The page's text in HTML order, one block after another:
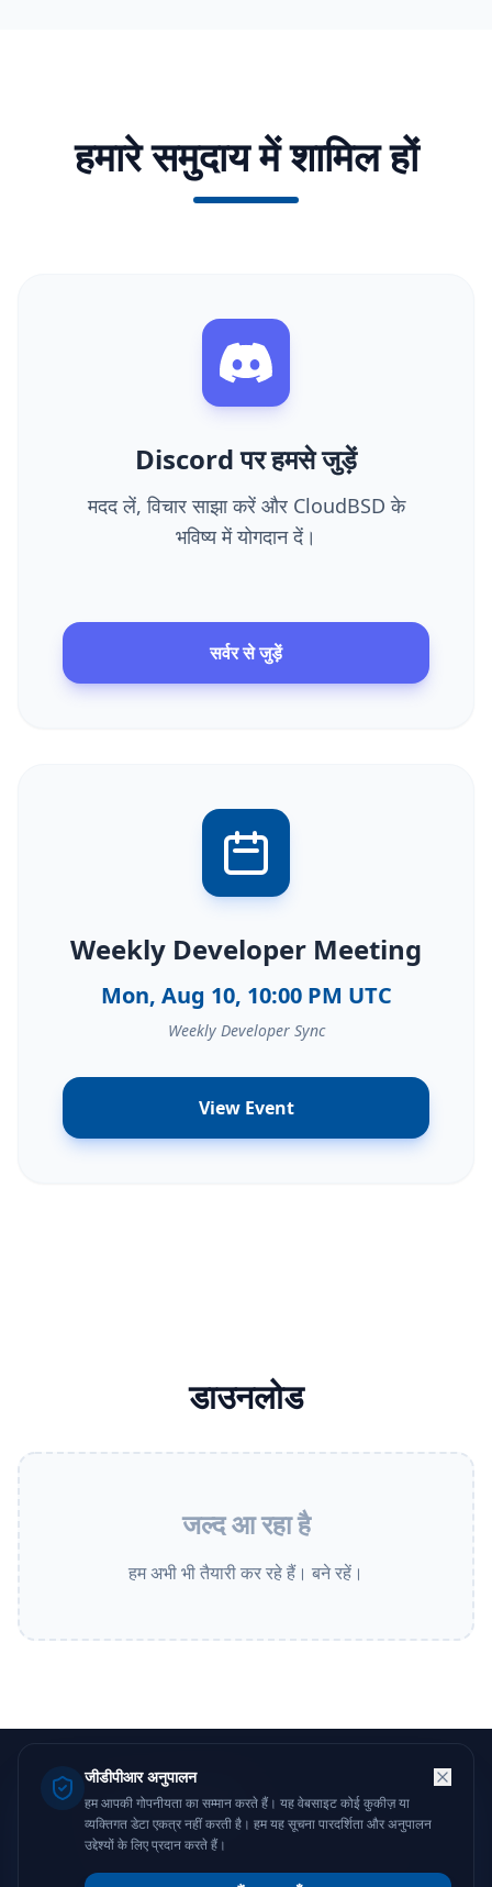
हमारे समुदाय में शामिल हों
Discord पर हमसे जुड़ें
मदद लें, विचार साझा करें और CloudBSD के
भविष्य में योगदान दें।
सर्वर से जुड़ें
Weekly Developer Meeting
Mon, Aug 10, 10:00 PM UTC
Weekly Developer Sync
View Event
डाउनलोड
जल्द आ रहा है
हम अभी भी तैयारी कर रहे हैं। बने रहें।
CloudBSD
© 2026REVYTECH, Inc
जीडीपीआर अनुपालन
हम आपकी गोपनीयता का सम्मान करते हैं। यह वेबसाइट कोई कुकीज़ या
व्यक्तिगत डेटा एकत्र नहीं करती है। हम यह सूचना पारदर्शिता और अनुपालन
उद्देश्यों के लिए प्रदान करते हैं।